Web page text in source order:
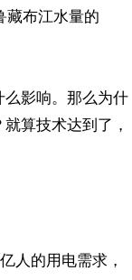
藏布江水量的
么影响。那么为什
算技术达到了，
人的用电需求，